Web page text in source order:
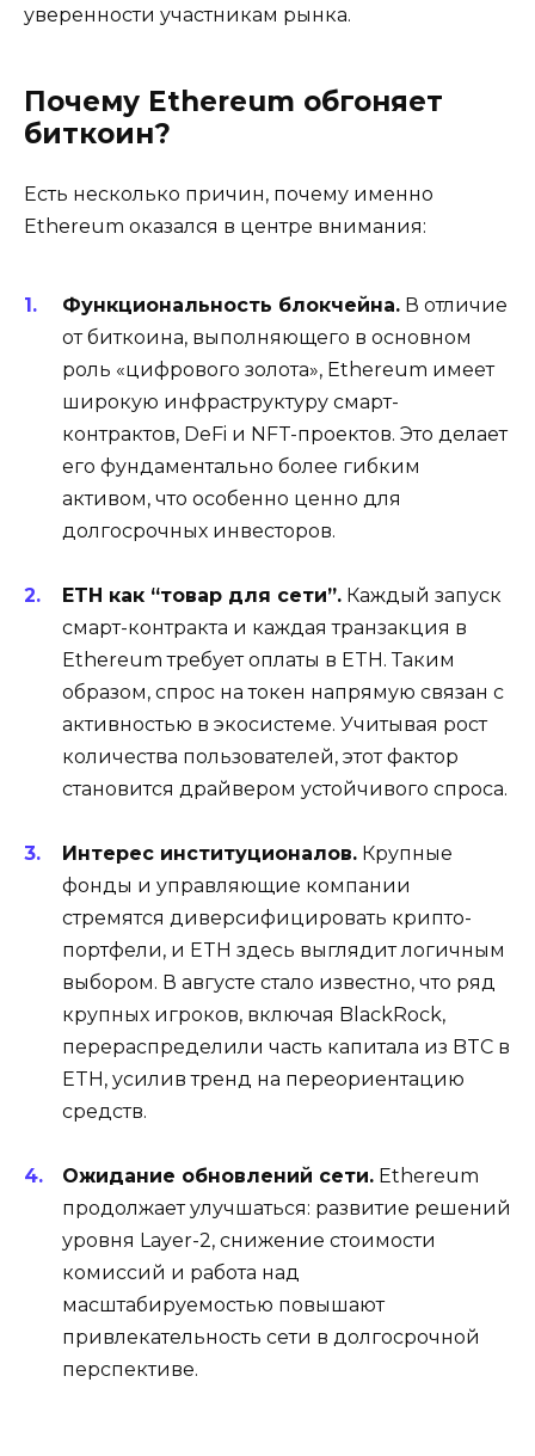
уверенности участникам рынка.
Почему Ethereum обгоняет
биткоин?
Есть несколько причин, почему именно
Ethereum оказался в центре внимания:
Функциональность блокчейна. В отличие
от биткоина, выполняющего в основном
роль «цифрового золота», Ethereum имеет
широкую инфраструктуру смарт-
контрактов, DeFi и NFT-проектов. Это делает
его фундаментально более гибким
активом, что особенно ценно для
долгосрочных инвесторов.
ETH как “товар для сети”. Каждый запуск
смарт-контракта и каждая транзакция в
Ethereum требует оплаты в ETH. Таким
образом, спрос на токен напрямую связан с
активностью в экосистеме. Учитывая рост
количества пользователей, этот фактор
становится драйвером устойчивого спроса.
Интерес институционалов. Крупные
фонды и управляющие компании
стремятся диверсифицировать крипто-
портфели, и ETH здесь выглядит логичным
выбором. В августе стало известно, что ряд
крупных игроков, включая BlackRock,
перераспределили часть капитала из BTC в
ETH, усилив тренд на переориентацию
средств.
Ожидание обновлений сети. Ethereum
продолжает улучшаться: развитие решений
уровня Layer-2, снижение стоимости
комиссий и работа над
масштабируемостью повышают
привлекательность сети в долгосрочной
перспективе.